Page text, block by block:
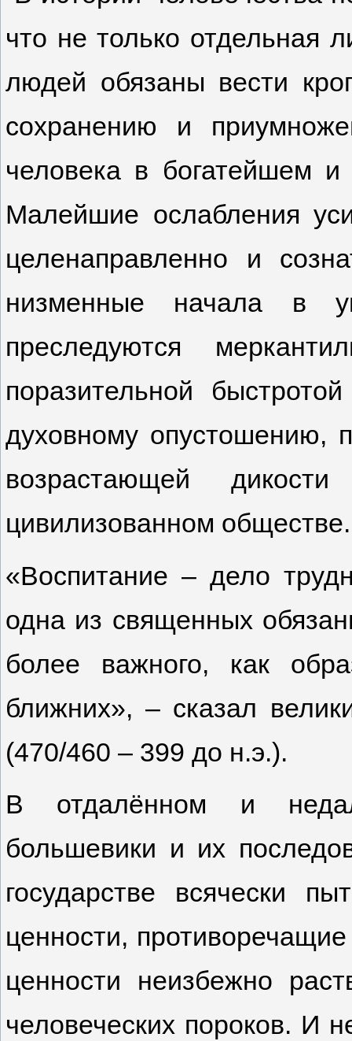
что не только отдельная
людей обязаны вести
сохранению и
человека в богатейшем
Малейшие ослабления
целенаправленно и
низменные начала в
преследуются
поразительной
духовному опустошению,
возрастающей
цивилизованном обществе.
«Воспитание – дело
одна из священных
более важного, как
ближних», – сказал
(470/460 – 399 до н.э.).
В отдалённом и
большевики и их
государстве всячески
ценности,
ценности неизбежно
человеческих пороков. И